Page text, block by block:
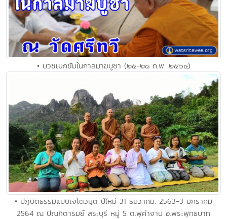
• บวชเนกขัมในกาลมาฆบูชา (๒๕-๒๘ ก.พ. ๒๕๖๔)
• ปฏิบัติธรรมแบบเจโตวิมุติ ปีใหม่ 31 ธันวาคม. 2563-3 มกราคม
2564 ณ ปัณฑิตารมย์ สระบุรี หมู่ 5 ต.พุคำจาน อ.พระพุทธบาท